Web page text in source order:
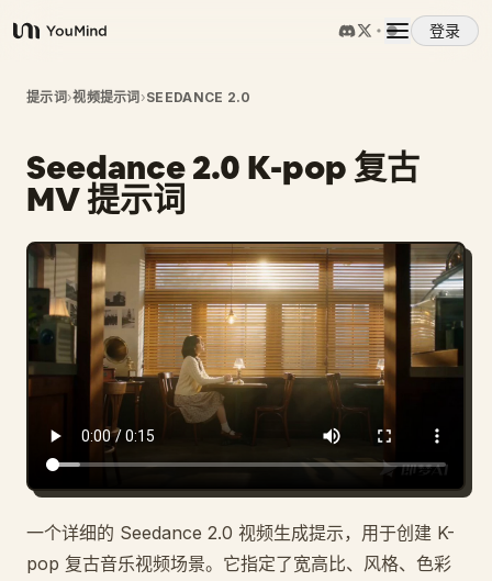
YouMind
登录
概览
使用案例
技能
提示词
定价
下载
博客
提示词›视频提示词 ›SEEDANCE 2.0
Seedance 2.0 K-pop 复古
MV 提示词
一个详细的 Seedance 2.0 视频生成提示，用于创建 K-
pop 复古音乐视频场景。它指定了宽高比、风格、色彩